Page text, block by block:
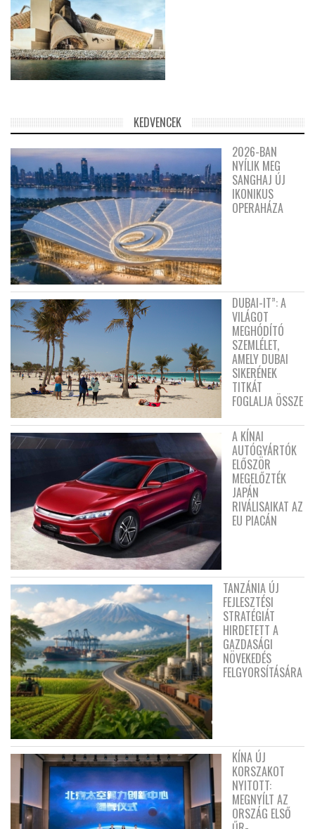
KEDVENCEK
2026-BAN
NYÍLIK MEG
SANGHAJ ÚJ
IKONIKUS
OPERAHÁZA
DUBAI-IT”: A
VILÁGOT
MEGHÓDÍTÓ
SZEMLÉLET,
AMELY DUBAI
SIKERÉNEK
TITKÁT
FOGLALJA ÖSSZE
A KÍNAI
AUTÓGYÁRTÓK
ELŐSZÖR
MEGELŐZTÉK
JAPÁN
RIVÁLISAIKAT AZ
EU PIACÁN
TANZÁNIA ÚJ
FEJLESZTÉSI
STRATÉGIÁT
HIRDETETT A
GAZDASÁGI
NÖVEKEDÉS
FELGYORSÍTÁSÁRA
KÍNA ÚJ
KORSZAKOT
NYITOTT:
MEGNYÍLT AZ
ORSZÁG ELSŐ